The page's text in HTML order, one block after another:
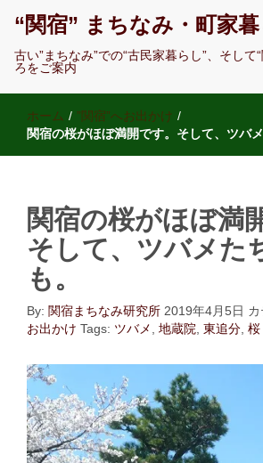
“関宿” まちなみ・町家
古い”まちなみ”での“古民家暮らし”、そして
ろをご案内
ホーム / ”関宿”へお出かけ /
関宿の桜がほぼ満開です。そして、ツバメ
関宿の桜がほぼ満
そして、ツバメた
も。
By: 関宿まちなみ研究所 2019年4月5日
お出かけ Tags: ツバメ 地蔵院 東追分 桜